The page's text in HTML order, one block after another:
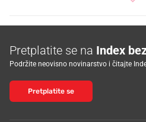
Pretplatite se na Index
Podržite neovisno novinarstvo i čitajte
Pretplatite se